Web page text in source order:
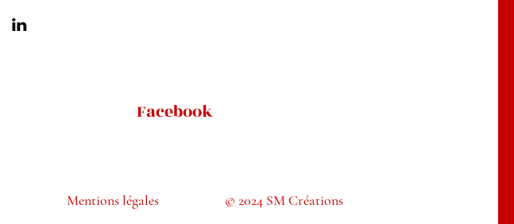
Facebook
Mentions légales © 2024 SM Créations